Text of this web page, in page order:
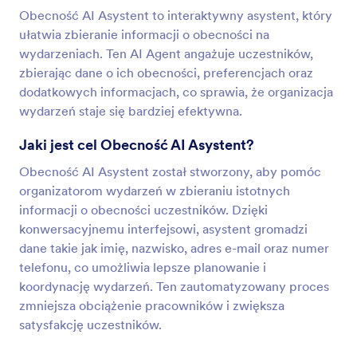
Obecność AI Asystent to interaktywny asystent, który
ułatwia zbieranie informacji o obecności na
wydarzeniach. Ten AI Agent angażuje uczestników,
zbierając dane o ich obecności, preferencjach oraz
dodatkowych informacjach, co sprawia, że organizacja
wydarzeń staje się bardziej efektywna.
Jaki jest cel Obecność AI Asystent?
Obecność AI Asystent został stworzony, aby pomóc
organizatorom wydarzeń w zbieraniu istotnych
informacji o obecności uczestników. Dzięki
konwersacyjnemu interfejsowi, asystent gromadzi
dane takie jak imię, nazwisko, adres e-mail oraz numer
telefonu, co umożliwia lepsze planowanie i
koordynację wydarzeń. Ten zautomatyzowany proces
zmniejsza obciążenie pracowników i zwiększa
satysfakcję uczestników.